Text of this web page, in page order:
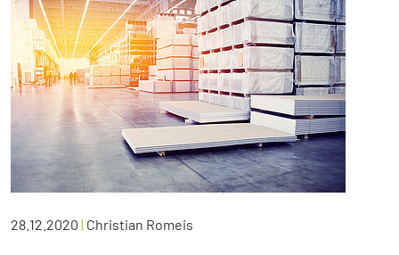
28.12.2020 | Christian Romeis